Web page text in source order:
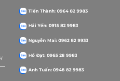
Tiến Thành: 0964 82 9983
Hải Yến: 0915 82 9983
Nguyễn Mai: 0962 82 9933
Hồ Đạt: 0965 28 9983
Anh Tuấn: 0948 82 9983